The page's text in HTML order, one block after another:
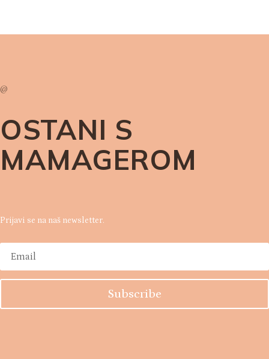
@
OSTANI S
MAMAGEROM
Prijavi se na naš newsletter.
Subscribe